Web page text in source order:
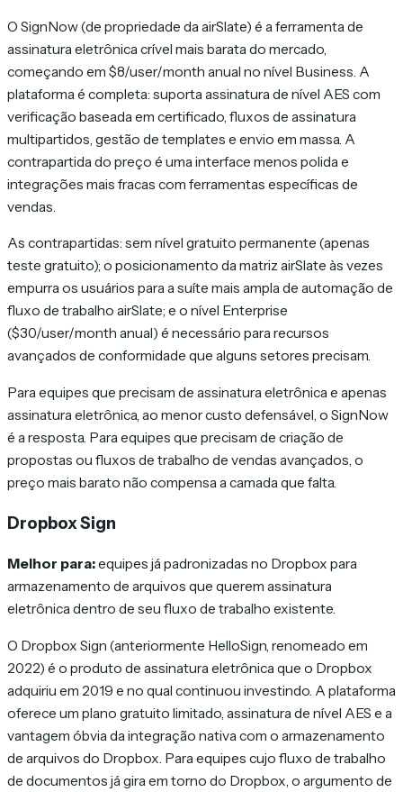
O SignNow (de propriedade da airSlate) é a ferramenta de
assinatura eletrônica crível mais barata do mercado,
começando em $8/user/month anual no nível Business. A
plataforma é completa: suporta assinatura de nível AES com
verificação baseada em certificado, fluxos de assinatura
multipartidos, gestão de templates e envio em massa. A
contrapartida do preço é uma interface menos polida e
integrações mais fracas com ferramentas específicas de
vendas.
As contrapartidas: sem nível gratuito permanente (apenas
teste gratuito); o posicionamento da matriz airSlate às vezes
empurra os usuários para a suíte mais ampla de automação de
fluxo de trabalho airSlate; e o nível Enterprise
($30/user/month anual) é necessário para recursos
avançados de conformidade que alguns setores precisam.
Para equipes que precisam de assinatura eletrônica e apenas
assinatura eletrônica, ao menor custo defensável, o SignNow
é a resposta. Para equipes que precisam de criação de
propostas ou fluxos de trabalho de vendas avançados, o
preço mais barato não compensa a camada que falta.
Dropbox Sign
Melhor para:equipes já padronizadas no Dropbox para
armazenamento de arquivos que querem assinatura
eletrônica dentro de seu fluxo de trabalho existente.
O Dropbox Sign (anteriormente HelloSign, renomeado em
2022) é o produto de assinatura eletrônica que o Dropbox
adquiriu em 2019 e no qual continuou investindo. A plataforma
oferece um plano gratuito limitado, assinatura de nível AES e a
vantagem óbvia da integração nativa com o armazenamento
de arquivos do Dropbox. Para equipes cujo fluxo de trabalho
de documentos já gira em torno do Dropbox, o argumento de